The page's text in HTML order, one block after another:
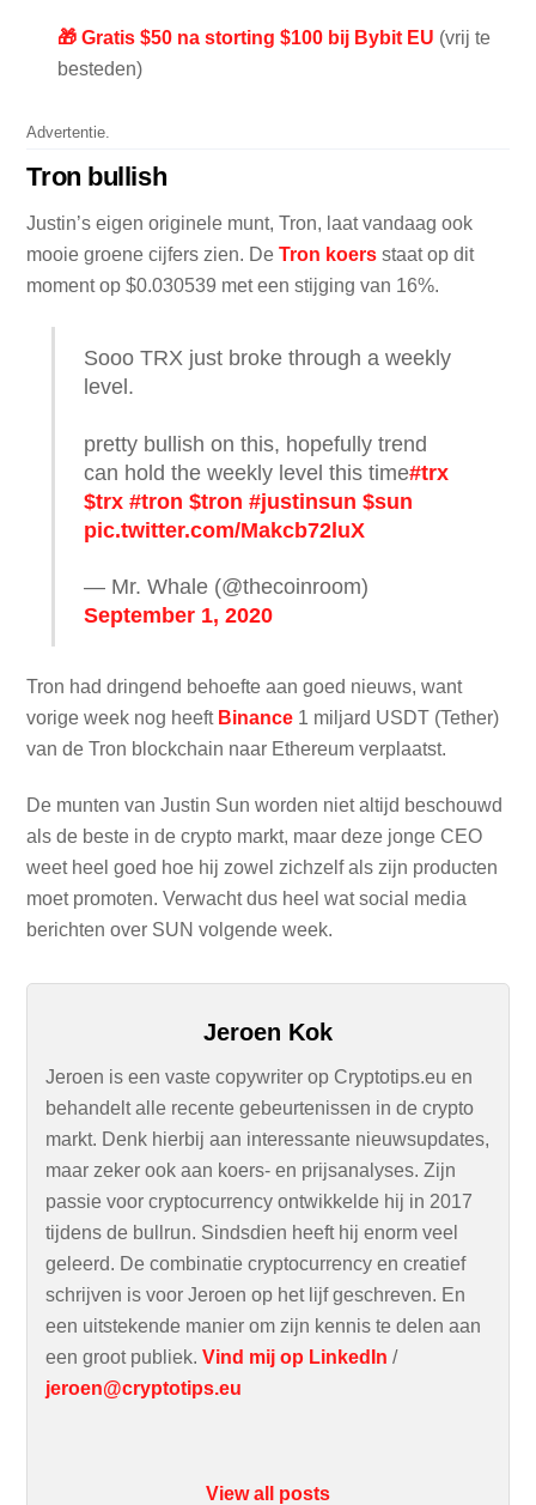
Jeroen Kok
Jeroen is een vaste copywriter op Cryptotips.eu en
behandelt alle recente gebeurtenissen in de crypto
markt. Denk hierbij aan interessante nieuwsupdates,
maar zeker ook aan koers- en prijsanalyses. Zijn
passie voor cryptocurrency ontwikkelde hij in 2017
tijdens de bullrun. Sindsdien heeft hij enorm veel
geleerd. De combinatie cryptocurrency en creatief
schrijven is voor Jeroen op het lijf geschreven. En
een uitstekende manier om zijn kennis te delen aan
een groot publiek.Vind mij op LinkedIn /
jeroen@cryptotips.eu
View all posts
🎁 Gratis $50 na storting $100 bij Bybit EU (vrij te
besteden)
Advertentie.
Tron bullish
Justin’s eigen originele munt, Tron, laat vandaag ook
mooie groene cijfers zien. DeTron koers staat op dit
moment op $0.030539 met een stijging van 16%.
Sooo TRX just broke through a weekly
level.
pretty bullish on this, hopefully trend
can hold the weekly level this time#trx
$trx #tron $tron #justinsun $sun
pic.twitter.com/Makcb72luX
— Mr. Whale (@thecoinroom)
September 1, 2020
Tron had dringend behoefte aan goed nieuws, want
vorige week nog heeft Binance 1 miljard USDT (Tether)
van de Tron blockchain naar Ethereum verplaatst.
De munten van Justin Sun worden niet altijd beschouwd
als de beste in de crypto markt, maar deze jonge CEO
weet heel goed hoe hij zowel zichzelf als zijn producten
moet promoten. Verwacht dus heel wat social media
berichten over SUN volgende week.